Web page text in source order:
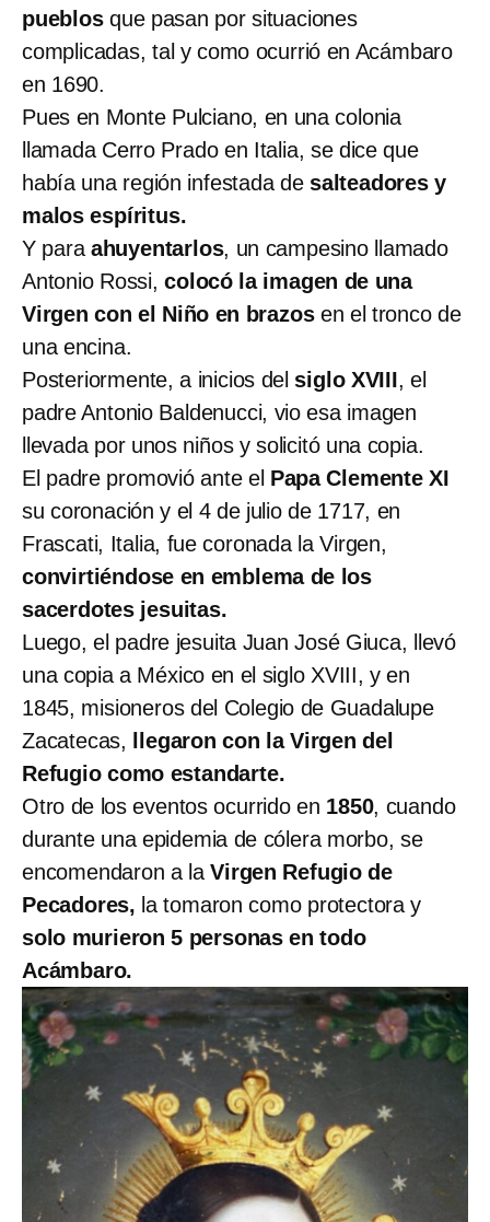
pueblos que pasan por situaciones
complicadas, tal y como ocurrió en Acámbaro
en 1690.
Pues en Monte Pulciano, en una colonia
llamada Cerro Prado en Italia, se dice que
había una región infestada desalteadores y
malos espíritus.
Y para ahuyentarlos, un campesino llamado
Antonio Rossi, colocó la imagen de una
Virgen con el Niño en brazos en el tronco de
una encina.
Posteriormente, a inicios del siglo XVIII, el
padre Antonio Baldenucci, vio esa imagen
llevada por unos niños y solicitó una copia.
El padre promovió ante el Papa Clemente XI
su coronación y el 4 de julio de 1717, en
Frascati, Italia, fue coronada la Virgen,
convirtiéndose en emblema de los
sacerdotes jesuitas.
Luego, el padre jesuita Juan José Giuca, llevó
una copia a México en el siglo XVIII, y en
1845, misioneros del Colegio de Guadalupe
Zacatecas,
llegaron con la Virgen del
Refugio como estandarte.
Otro de los eventos ocurrido en 1850, cuando
durante una epidemia de cólera morbo, se
encomendaron a laVirgen Refugio de
Pecadores, la tomaron como protectora y
solo murieron 5 personas en todo
Acámbaro.